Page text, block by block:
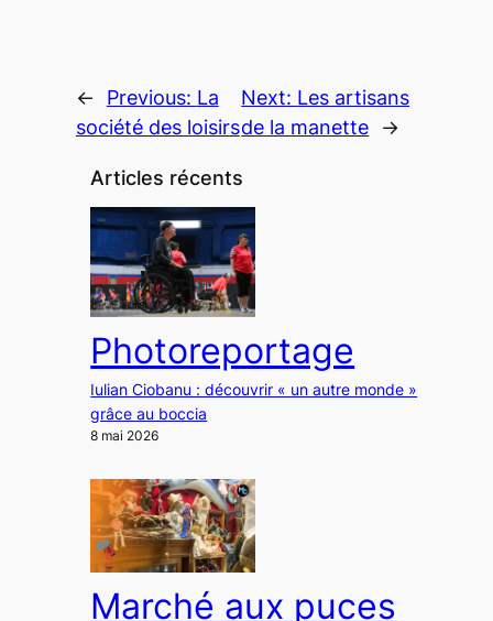
← Previous: La
société des loisirs
Next: Les artisans
de la manette
→
Articles récents
Photoreportage
Iulian Ciobanu : découvrir « un autre monde »
grâce au boccia
8 mai 2026
Marché aux puces